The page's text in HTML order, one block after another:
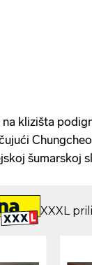
klizišta
šumarskoj